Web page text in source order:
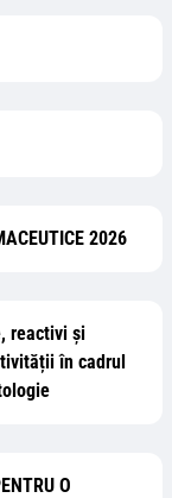
2026
reactivi și
în cadrul
O